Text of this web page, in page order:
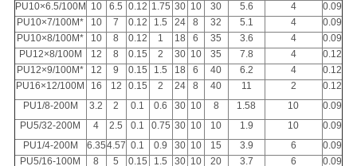
PU10×6.5/100M
10 6.5 0.12 1.75 30 10 30 5.6 4
0.09
PU10×7/100M*
10 7 0.12 1.5 24 8 32 5.1 4
0.09
PU10×8/100M*
10 8 0.12 1 18 6 35 3.6 4
0.09
PU12×8/100M
12 8 0.15 2 30 10 35 7.8 4
0.12
PU12×9/100M*
12 9 0.15 1.5 18 6 40 6.2 4
0.12
PU16×12/100M
16 12 0.15 2 24 8 40 11 2
0.12
PU1/8-200M
3.2 2 0.1 0.6 30 10 8 1.58 10
0.09
PU5/32-200M
4 2.5 0.1 0.75 30 10 10 1.9 10
0.09
PU1/4-200M
6.354.57 0.1 0.9 30 10 15 3.9 6
0.09
PU5/16-100M
8 5 0.15 1.5 30 10 20 3.7 6
0.09